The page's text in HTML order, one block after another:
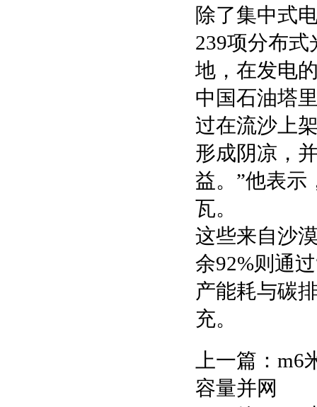
除了集中式
239项分布
地，在发电
中国石油塔
过在流沙上
形成阴凉，
益。”他表示
瓦。
这些来自沙
余92%则通
产能耗与碳
充。
上一篇： m6
容量并网